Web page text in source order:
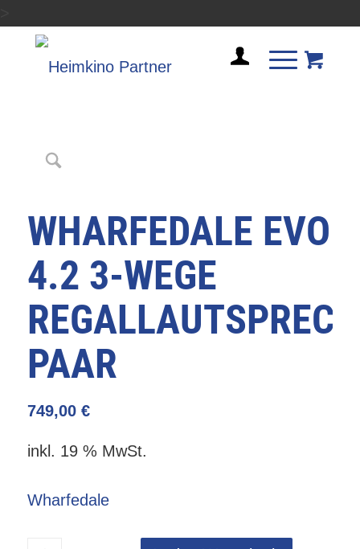
WHARFEDALE EVO
4.2 3-WEGE
PAAR
749,00 €
inkl. 19 % MwSt.
Wharfedale